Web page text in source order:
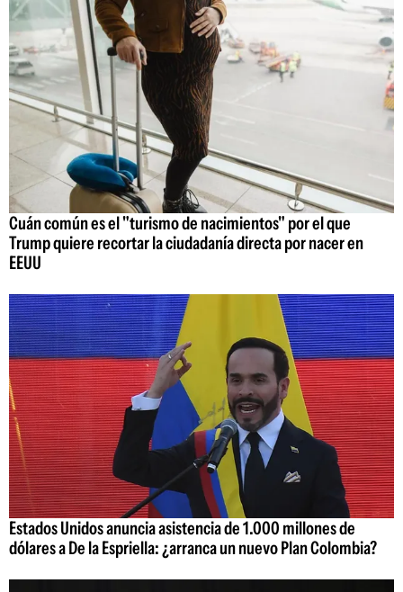
Cuán común es el "turismo de nacimientos" por el que
Trump quiere recortar la ciudadanía directa por nacer en
EEUU
Estados Unidos anuncia asistencia de 1.000 millones de
dólares a De la Espriella: ¿arranca un nuevo Plan Colombia?